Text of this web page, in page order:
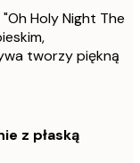
Holy Night The
tworzy piękną
z płaską